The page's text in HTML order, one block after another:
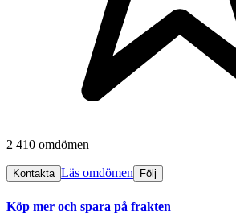
2 410 omdömen
Kontakta Läs omdömen Följ
Köp mer och spara på frakten